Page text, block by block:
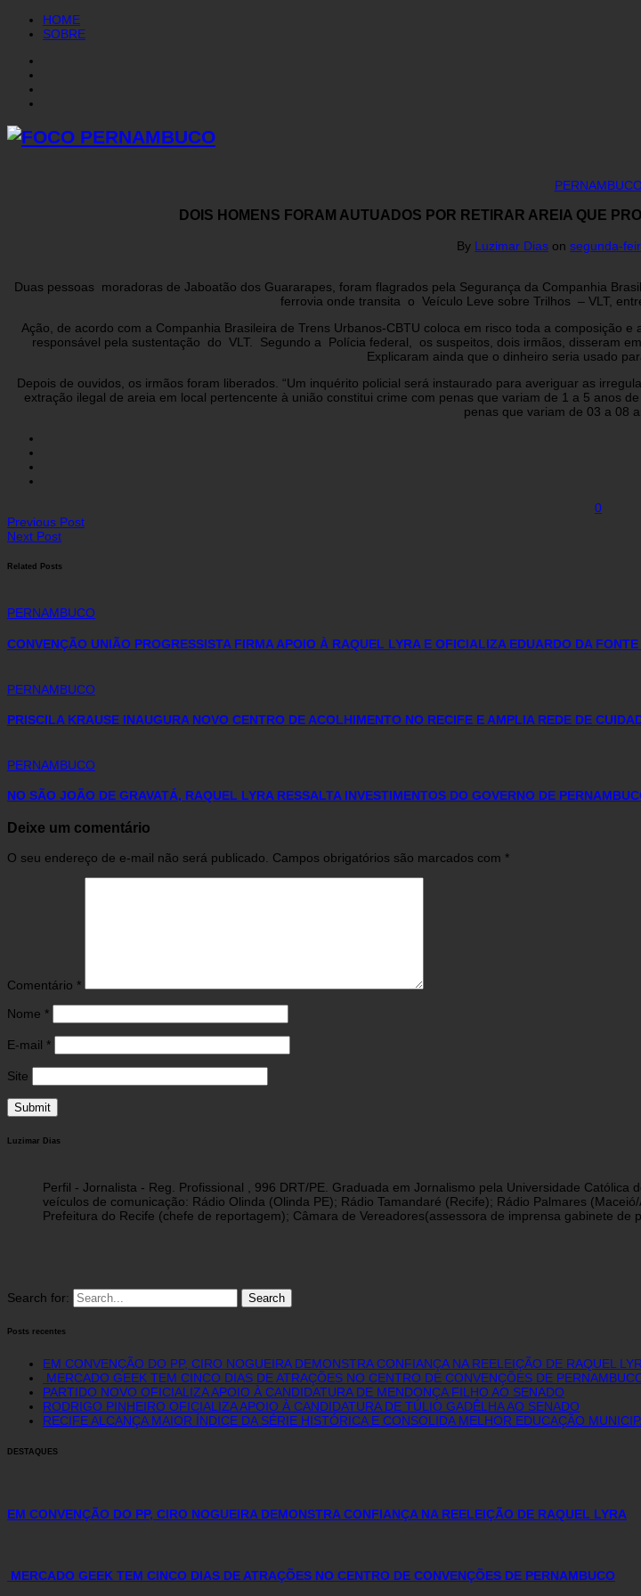
HOME
SOBRE
DOIS HOMENS FORAM AUTUADOS POR RETIRAR AREIA QUE
By Luzimar Dias on segunda-
Duas pessoas moradoras de Jaboatão dos Guararapes, foram flagrados pela Segurança da Companhia
ferrovia onde transita o Veículo Leve sobre Trilhos – VLT,
Ação, de acordo com a Companhia Brasileira de Trens Urbanos-CBTU coloca em risco toda a composição
responsável pela sustentação do VLT. Segundo a Polícia federal, os suspeitos, dois irmãos, disseram
Explicaram ainda que o dinheiro seria usado
Depois de ouvidos, os irmãos foram liberados. “Um inquérito policial será instaurado para averiguar as
extração ilegal de areia em local pertencente à união constitui crime com penas que variam de 1 a 5 anos
penas que variam de 03 a 08
0
Previous Post
Next Post
Related Posts
PERNAMBUCO
CONVENÇÃO UNIÃO PROGRESSISTA FIRMA APOIO À RAQUEL LYRA E OFICIALIZA EDUARDO DA
PERNAMBUCO
PRISCILA KRAUSE INAUGURA NOVO CENTRO DE ACOLHIMENTO NO RECIFE E AMPLIA REDE DE
PERNAMBUCO
NO SÃO JOÃO DE GRAVATÁ, RAQUEL LYRA RESSALTA INVESTIMENTOS DO GOVERNO DE
Deixe um comentário
O seu endereço de e-mail não será publicado. Campos obrigatórios são marcados com *
Comentário *
Nome *
E-mail *
Site
Luzimar Dias
Perfil - Jornalista - Reg. Profissional , 996 DRT/PE. Graduada em Jornalismo pela Universidade
veículos de comunicação: Rádio Olinda (Olinda PE); Rádio Tamandaré (Recife); Rádio Palmares
Prefeitura do Recife (chefe de reportagem); Câmara de Vereadores(assessora de imprensa gabinete
Search for:
Posts recentes
EM CONVENÇÃO DO PP, CIRO NOGUEIRA DEMONSTRA CONFIANÇA NA REELEIÇÃO DE RAQUEL
MERCADO GEEK TEM CINCO DIAS DE ATRAÇÕES NO CENTRO DE CONVENÇÕES DE
PARTIDO NOVO OFICIALIZA APOIO À CANDIDATURA DE MENDONÇA FILHO AO SENADO
RODRIGO PINHEIRO OFICIALIZA APOIO À CANDIDATURA DE TÚLIO GADÊLHA AO SENADO
RECIFE ALCANÇA MAIOR ÍNDICE DA SÉRIE HISTÓRICA E CONSOLIDA MELHOR EDUCAÇÃO
DESTAQUES
EM CONVENÇÃO DO PP, CIRO NOGUEIRA DEMONSTRA CONFIANÇA NA REELEIÇÃO DE RAQUEL LYRA
MERCADO GEEK TEM CINCO DIAS DE ATRAÇÕES NO CENTRO DE CONVENÇÕES DE PERNAMBUCO